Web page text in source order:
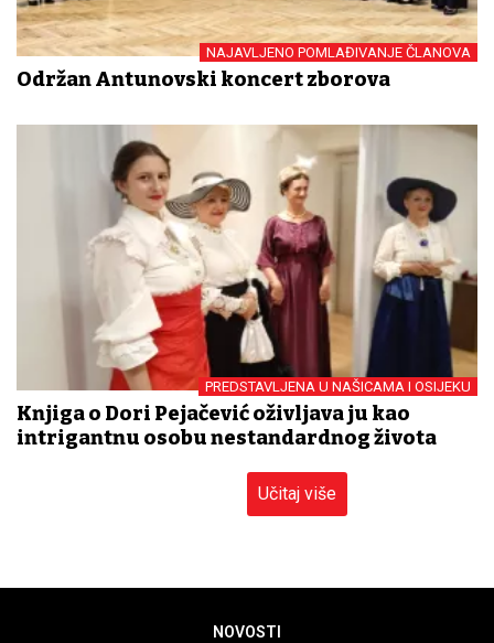
NAJAVLJENO POMLAĐIVANJE ČLANOVA
Održan Antunovski koncert zborova
PREDSTAVLJENA U NAŠICAMA I OSIJEKU
Knjiga o Dori Pejačević oživljava ju kao
intrigantnu osobu nestandardnog života
Učitaj više
NOVOSTI